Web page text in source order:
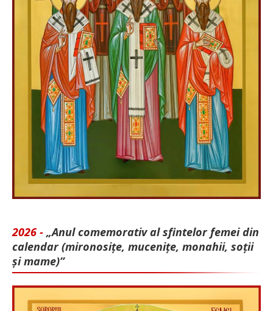
2026 - „Anul comemorativ al sfintelor femei din
calendar (mironosițe, mu­cenițe, monahii, soții
și mame)”